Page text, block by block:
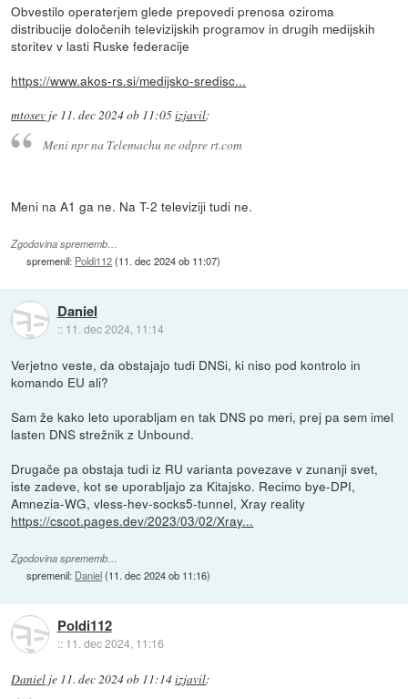
Obvestilo operaterjem glede prepovedi prenosa oziroma
distribucije določenih televizijskih programov in drugih medijskih
storitev v lasti Ruske federacije
https://www.akos-rs.si/medijsko-sredisc...
mtosev je 11. dec 2024 ob 11:05izjavil:
Meni npr na Telemachu ne odpre rt.com
Meni na A1 ga ne. Na T-2 televiziji tudi ne.
Zgodovina sprememb…
spremenil: Poldi112(11. dec 2024 ob 11:07)
Daniel
:: 11. dec 2024, 11:14
Verjetno veste, da obstajajo tudi DNSi, ki niso pod kontrolo in
komando EU ali?
Sam že kako leto uporabljam en tak DNS po meri, prej pa sem imel
lasten DNS strežnik z Unbound.
Drugače pa obstaja tudi iz RU varianta povezave v zunanji svet,
iste zadeve, kot se uporabljajo za Kitajsko. Recimo bye-DPI,
Amnezia-WG, vless-hev-socks5-tunnel, Xray reality
https://cscot.pages.dev/2023/03/02/Xray...
Zgodovina sprememb…
spremenil: Daniel(11. dec 2024 ob 11:16)
Poldi112
:: 11. dec 2024, 11:16
Daniel je 11. dec 2024 ob 11:14izjavil: